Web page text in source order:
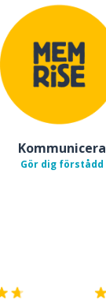
Kommunicera
Gör dig förstådd